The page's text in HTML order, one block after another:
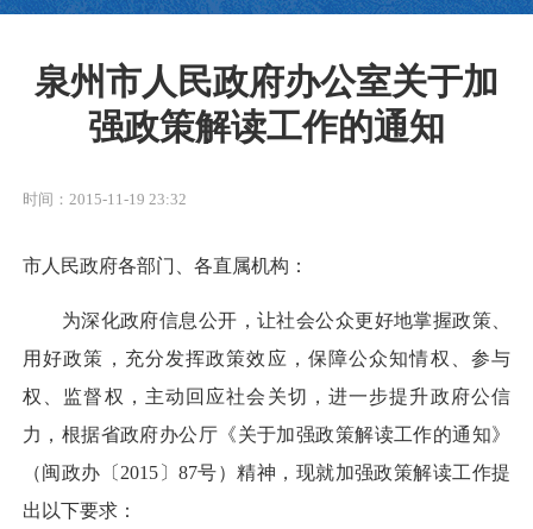
泉州市人民政府办公室关于加
强政策解读工作的通知
时间：2015-11-19 23:32
市人民政府各部门、各直属机构：
为深化政府信息公开，让社会公众更好地掌握政策、
用好政策，充分发挥政策效应，保障公众知情权、参与
权、监督权，主动回应社会关切，进一步提升政府公信
力，根据省政府办公厅《关于加强政策解读工作的通知》
（闽政办〔2015〕87号）精神，现就加强政策解读工作提
出以下要求：